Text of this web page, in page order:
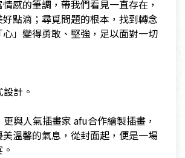
感的筆調，帶我們看見一直存在，
點滴；尋覓問題的根本，找到轉念
」變得勇敢、堅強，足以面對一切
計。
與人氣插畫家 afu合作繪製插畫，
溫馨的氣息，從封面起，便是一場